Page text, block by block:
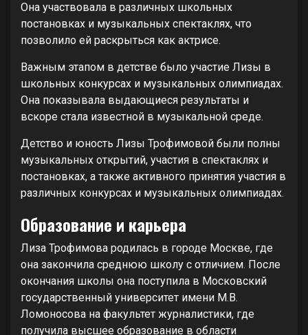
Она участвовала в различных школьных
постановках и музыкальных спектаклях, что
позволило ей раскрыться как актрисе.
Важным этапом в детстве было участие Лизы в
школьных конкурсах и музыкальных олимпиадах.
Она показывала выдающиеся результаты и
вскоре стала известной в музыкальной среде.
Детство и юность Лизы Трофимовой были полны
музыкальных открытий, участия в спектаклях и
постановках, а также активного принятия участия в
различных конкурсах и музыкальных олимпиадах.
Образование и карьера
Лиза Трофимова родилась в городе Москве, где
она закончила среднюю школу с отличием. После
окончания школы она поступила в Московский
государственный университет имени М.В.
Ломоносова на факультет журналистики, где
получила высшее образование в области